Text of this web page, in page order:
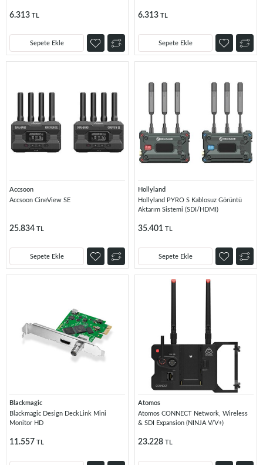
6.313 TL
Sepete Ekle
6.313 TL
Sepete Ekle
Accsoon
Accsoon CineView SE
25.834 TL
Sepete Ekle
Hollyland
Hollyland PYRO S Kablosuz Görüntü
Aktarım Sistemi (SDI/HDMI)
35.401 TL
Sepete Ekle
Blackmagic
Blackmagic Design DeckLink Mini
Monitor HD
11.557 TL
Atomos
Atomos CONNECT Network, Wireless
& SDI Expansion (NINJA V/V+)
23.228 TL